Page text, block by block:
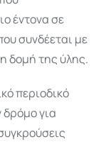
έντονα σε
συνδέεται με
δομή της ύλης.
περιοδικό
για